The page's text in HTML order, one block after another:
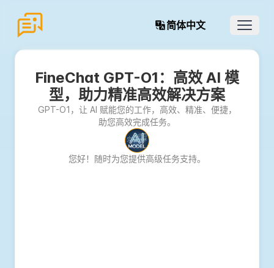
简体中文
Open
FineChat GPT-O1：高效 AI 模
型，助力精准高效解决方案
GPT-O1，让 AI 赋能您的工作，高效、精准、便捷，
助您高效完成任务。
您好！随时为您提供高级任务支持。